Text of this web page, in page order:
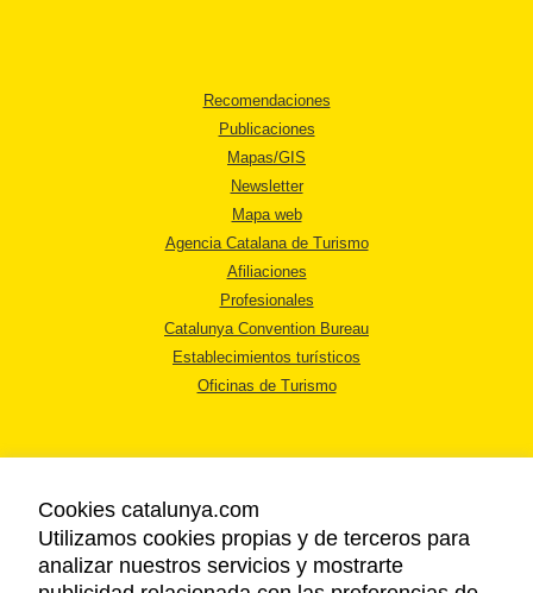
Recomendaciones
Publicaciones
Mapas/GIS
Newsletter
Mapa web
Agencia Catalana de Turismo
Afiliaciones
Profesionales
Catalunya Convention Bureau
Establecimientos turísticos
Oficinas de Turismo
AVISO LEGAL
POLÍTICA DE PRIVACIDAD
Cookies catalunya.com
Utilizamos cookies propias y de terceros para
analizar nuestros servicios y mostrarte